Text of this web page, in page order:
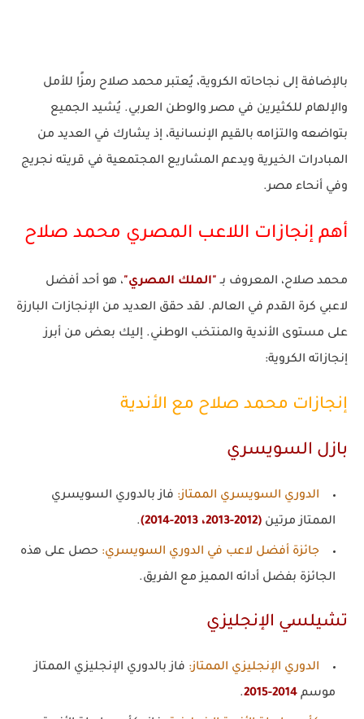
بالإضافة إلى نجاحاته الكروية، يُعتبر محمد صلاح رمزًا للأمل
والإلهام للكثيرين في مصر والوطن العربي. يُشيد الجميع
بتواضعه والتزامه بالقيم الإنسانية، إذ يشارك في العديد من
المبادرات الخيرية ويدعم المشاريع المجتمعية في قريته نجريج
وفي أنحاء مصر.
أهم إنجازات اللاعب المصري محمد صلاح
محمد صلاح، المعروف بـ "الملك المصري"، هو أحد أفضل
لاعبي كرة القدم في العالم. لقد حقق العديد من الإنجازات البارزة
على مستوى الأندية والمنتخب الوطني. إليك بعض من أبرز
إنجازاته الكروية:
إنجازات محمد صلاح مع الأندية
بازل السويسري
الدوري السويسري الممتاز: فاز بالدوري السويسري
الممتاز مرتين (2012-2013، 2013-2014) .
جائزة أفضل لاعب في الدوري السويسري: حصل على هذه
الجائزة بفضل أدائه المميز مع الفريق.
تشيلسي الإنجليزي
الدوري الإنجليزي الممتاز: فاز بالدوري الإنجليزي الممتاز
موسم 2014-2015
.